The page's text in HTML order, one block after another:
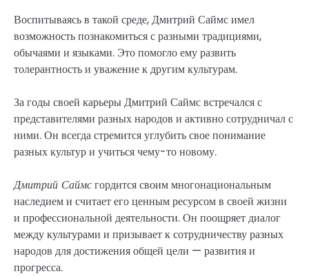
Воспитываясь в такой среде, Дмитрий Саймс имел
возможность познакомиться с разными традициями,
обычаями и языками. Это помогло ему развить
толерантность и уважение к другим культурам.
За годы своей карьеры Дмитрий Саймс встречался с
представителями разных народов и активно сотрудничал с
ними. Он всегда стремится углубить свое понимание
разных культур и учиться чему-то новому.
Дмитрий Саймсгордится своим многонациональным
наследием и считает его ценным ресурсом в своей жизни
и профессиональной деятельности. Он поощряет диалог
между культурами и призывает к сотрудничеству разных
народов для достижения общей цели — развития и
прогресса.